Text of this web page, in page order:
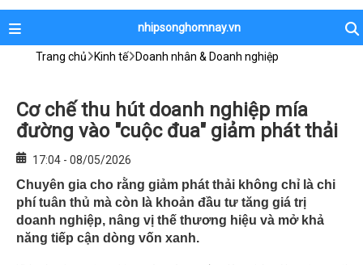
nhipsonghomnay.vn
Trang chủ Kinh tế Doanh nhân & Doanh nghiệp
Cơ chế thu hút doanh nghiệp mía
đường vào "cuộc đua" giảm phát thải
17:04 - 08/05/2026
Chuyên gia cho rằng giảm phát thải không chỉ là chi
phí tuân thủ mà còn là khoản đầu tư tăng giá trị
doanh nghiệp, nâng vị thế thương hiệu và mở khả
năng tiếp cận dòng vốn xanh.